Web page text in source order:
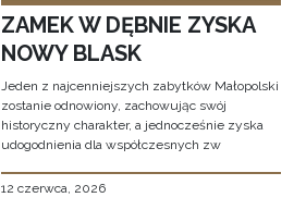
ZAMEK W DĘBNIE ZYSKA
NOWY BLASK
Jeden z najcenniejszych zabytków Małopolski
zostanie odnowiony, zachowując swój
historyczny charakter, a jednocześnie zyska
udogodnienia dla współczesnych zw
12 czerwca, 2026